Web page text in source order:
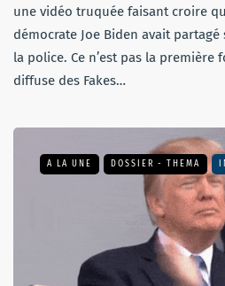
une vidéo truquée faisant croire
démocrate Joe Biden avait
la police. Ce n’est pas la première
diffuse des Fakes…
A LA UNE DOSSIER - THEMA